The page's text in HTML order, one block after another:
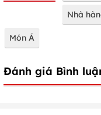
Nhà
Món Á
Đánh giá Bình